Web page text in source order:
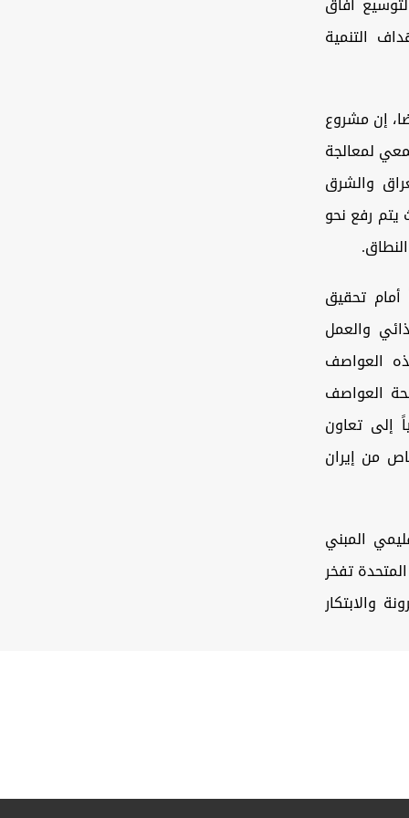
التنمية
إن مشروع
لمعالجة
والشرق
يتم رفع نحو
أمام تحقيق
والعمل
العواصف
العواصف
إلى تعاون
من إيران
المبني
تفخر
والابتكار